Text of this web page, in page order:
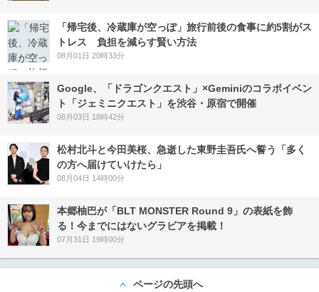
「帰宅後、冷蔵庫が空っぽ」旅行前後の食事に約5割がス
トレス 負担を減らす賢い方法
08月01日 20時33分
Google、「ドラゴンクエスト」×Geminiのコラボイベン
ト「ジェミニクエスト」を渋谷・原宿で開催
08月03日 18時42分
松村北斗と今田美桜、急逝した東野圭吾氏へ誓う「多く
の方へ届けていけたら」
08月04日 14時00分
本郷柚巴が「BLT MONSTER Round 9」の表紙を飾
る！今までにはないグラビアを掲載！
07月31日 19時00分
ページの先頭へ